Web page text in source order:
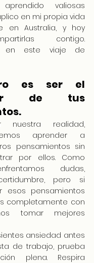
valiosas
en mi propia vida
en Australia, y hoy
contigo.
en este viaje de
es ser el
de tus
nuestra realidad,
aprender a
pensamientos sin
por ellos. Como
dudas,
pero si
esos pensamientos
completamente con
tomar mejores
ansiedad antes
de trabajo, prueba
plena. Respira